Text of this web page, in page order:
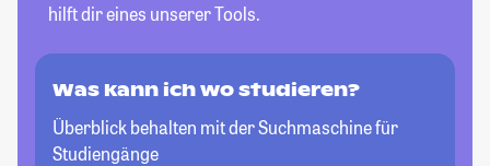
hilft dir eines unserer Tools.
Was kann ich wo studieren?
Überblick behalten mit der Suchmaschine für
Studiengänge